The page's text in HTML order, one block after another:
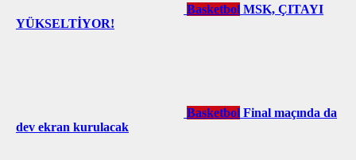
Basketbol MSK, ÇITAYI
YÜKSELTİYOR!
Basketbol Final maçında da
dev ekran kurulacak